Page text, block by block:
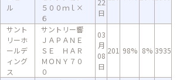
ル
５００ｍｌ×
６
22
日
サント
リーホ
ールデ
ィング
ス
サントリー響
ＪＡＰＡＮＥ
ＳＥ ＨＡＲ
ＭＯＮＹ７０
０
03
月
08
日
201 98% 8% 3935